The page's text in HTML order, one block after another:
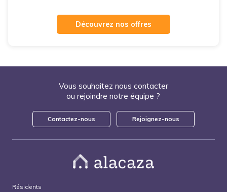
Découvrez nos offres
Vous souhaitez nous contacter
ou rejoindre notre équipe ?
Contactez-nous Rejoignez-nous
Résidents